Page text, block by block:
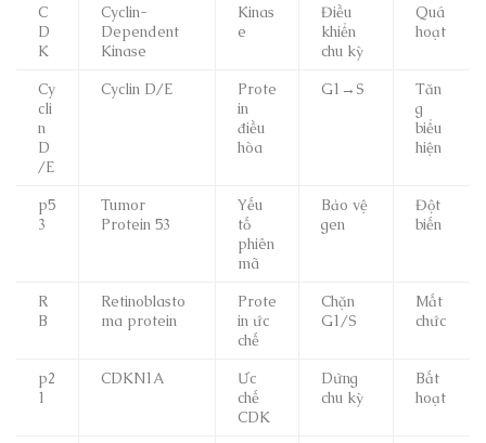
C
D
K
Cyclin-
Dependent
Kinase
Kinas
e
Điều
khiển
chu kỳ
Quá
hoạt
Cy
cli
n
D
/E
Cyclin D/E
Prote
in
điều
hòa
G1→S
Tăn
g
biểu
hiện
p5
3
Tumor
Protein 53
Yếu
tố
phiên
mã
Bảo vệ
gen
Đột
biến
R
B
Retinoblasto
ma protein
Prote
in ức
chế
Chặn
G1/S
Mất
chức
p2
1
CDKN1A
Ức
chế
CDK
Dừng
chu kỳ
Bất
hoạt